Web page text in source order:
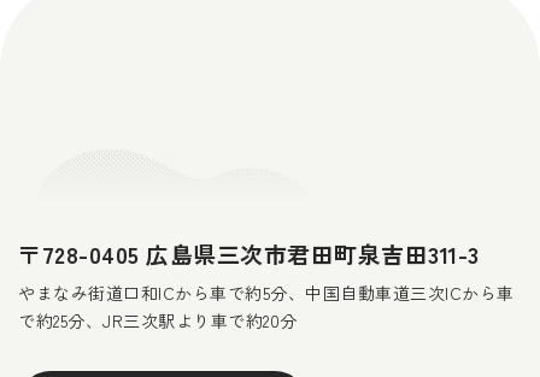
〒728-0405 広島県三次市君田町泉吉田311-3
やまなみ街道口和ICから車で約5分、中国自動車道三次ICから車
で約25分、JR三次駅より車で約20分